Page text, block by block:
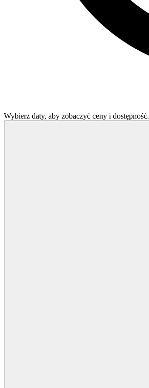
Wybierz daty, aby zobaczyć ceny i dostępność.